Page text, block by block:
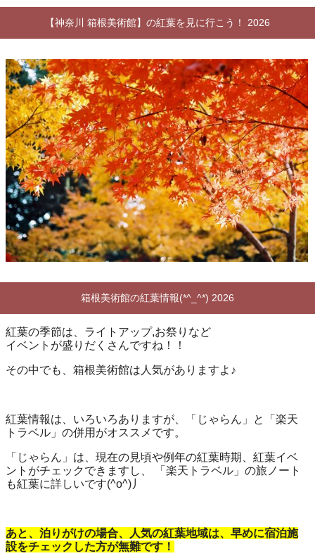
【神奈川 箱根美術館】の紅葉を見に行こう！ 2026
箱根美術館の紅葉情報(*^_^*) 2026
紅葉の季節は、ライトアップ,お祭りなど
イベントが盛りだくさんですね！！
その中でも、箱根美術館は人気がありますよ♪
紅葉情報は、いろいろありますが、「じゃらん」と「楽天
トラベル」の併用がオススメです。
「じゃらん」は、現在の見頃や例年の紅葉時期、紅葉イベ
ントがチェックできますし、 「楽天トラベル」の旅ノート
も紅葉に詳しいです(^o^)丿
あと、泊りがけの場合、人気の紅葉地域は、早めに宿泊施
設をチェックした方が無難です！